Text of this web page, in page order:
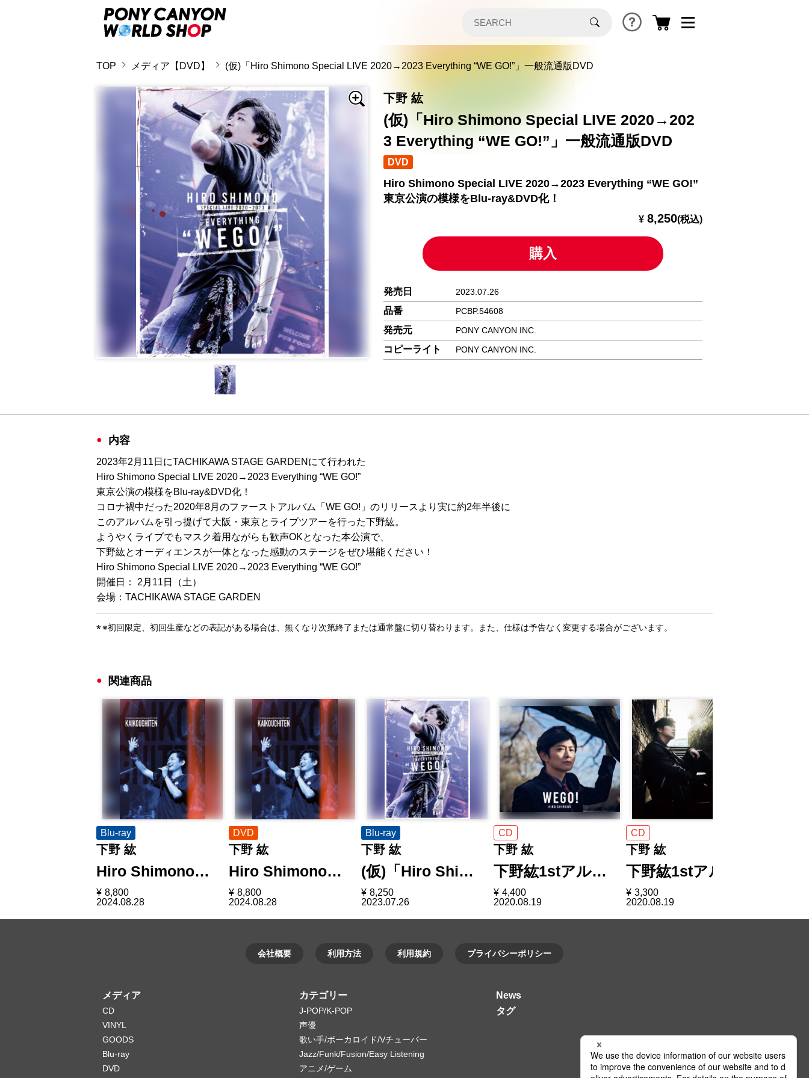
TOP メディア【DVD】 (仮)「Hiro Shimono Special LIVE 2020→2023 Everything “WE GO!”」一般流通版DVD
下野 紘
(仮)「Hiro Shimono Special LIVE 2020→202
3 Everything “WE GO!”」一般流通版DVD
DVD
Hiro Shimono Special LIVE 2020→2023 Everything “WE GO!”
東京公演の模様をBlu-ray&DVD化！
¥ 8,250(税込)
購入
発売日 2023.07.26
品番 PCBP.54608
発売元 PONY CANYON INC.
コピーライト PONY CANYON INC.
内容
2023年2月11日にTACHIKAWA STAGE GARDENにて行われた
Hiro Shimono Special LIVE 2020→2023 Everything “WE GO!”
東京公演の模様をBlu-ray&DVD化！
コロナ禍中だった2020年8月のファーストアルバム「WE GO!」のリリースより実に約2年半後に
このアルバムを引っ提げて大阪・東京とライブツアーを行った下野紘。
ようやくライブでもマスク着用ながらも歓声OKとなった本公演で、
下野紘とオーディエンスが一体となった感動のステージをぜひ堪能ください！
Hiro Shimono Special LIVE 2020→2023 Everything “WE GO!”
開催日： 2月11日（土）
会場：TACHIKAWA STAGE GARDEN
※初回限定、初回生産などの表記がある場合は、無くなり次第終了または通常盤に切り替わります。また、仕様は予告なく変更する場合がございます。
関連商品
Blu-ray
下野 紘
Hiro Shimono…
¥ 8,800
2024.08.28
DVD
下野 紘
Hiro Shimono…
¥ 8,800
2024.08.28
Blu-ray
下野 紘
(仮)「Hiro Shi…
¥ 8,250
2023.07.26
CD
下野 紘
下野紘1stアル…
¥ 4,400
2020.08.19
CD
下野 紘
下野紘1stアル…
¥ 3,300
2020.08.19
会社概要 利用方法 利用規約 プライバシーポリシー
メディア
CD
VINYL
GOODS
Blu-ray
DVD
カテゴリー
J-POP/K-POP
声優
歌い手/ボーカロイド/Vチューバー
Jazz/Funk/Fusion/Easy Listening
アニメ/ゲーム
News
タグ